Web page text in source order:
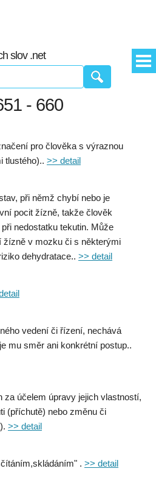
slov .net
- 660
pro člověka s výraznou
tlustého).. >> detail
při němž chybí nebo je
pocit žízně, takže člověk
nedostatku tekutin. Může
žízně v mozku či s některými
dehydratace.. >> detail
vedení či řízení, nechává
mu směr ani konkrétní postup..
za účelem úpravy jejich vlastností,
(příchutě) nebo změnu či
>> detail
. >> detail